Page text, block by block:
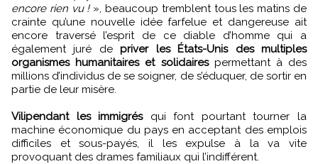
encore rien vu !», beaucoup tremblent tous les matins de
crainte qu’une nouvelle idée farfelue et dangereuse ait
encore traversé l’esprit de ce diable d’homme qui a
également juré depriver les États-Unis des multiples
organismes humanitaires et solidairespermettant à des
millions d’individus de se soigner, de s’éduquer, de sortir en
partie de leur misère.
Vilipendant les immigrésqui font pourtant tourner la
machine économique du pays en acceptant des emplois
difficiles et sous-payés, il les expulse à la va vite
provoquant des drames familiaux qui l’indifférent.